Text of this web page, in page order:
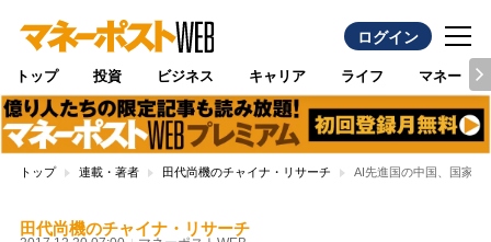
ログイン
トップ 投資 ビジネス キャリア ライフ マネー
トップ 連載・著者 田代尚機のチャイナ・リサーチ AI先進国の中国、国家主
田代尚機のチャイナ・リサーチ